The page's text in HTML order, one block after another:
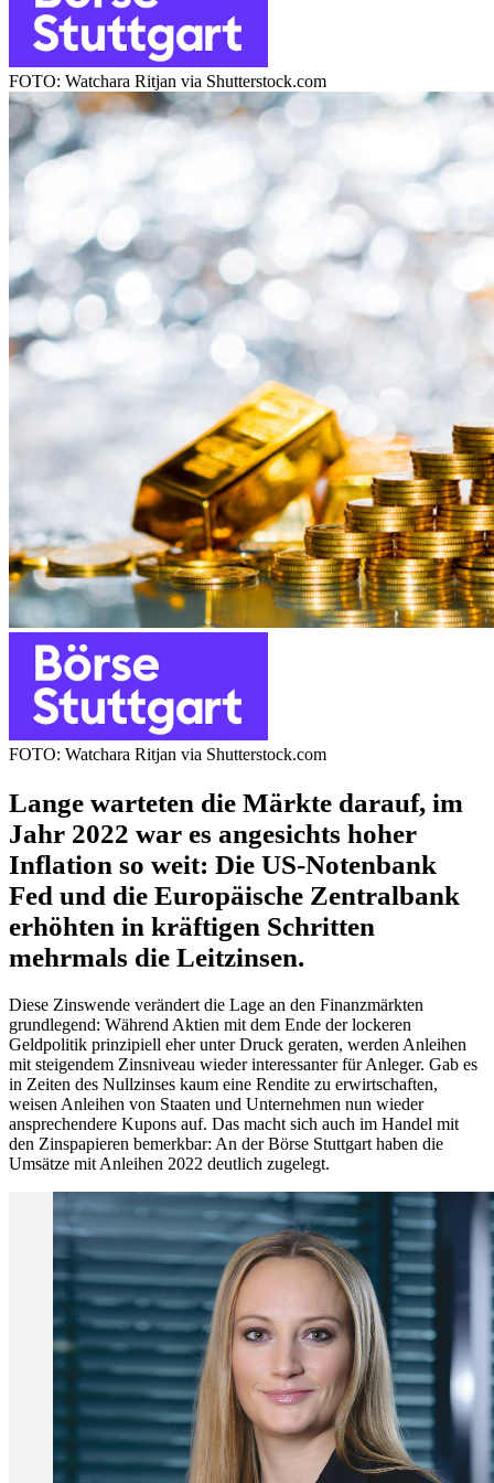
FOTO: Watchara Ritjan via Shutterstock.com
FOTO: Watchara Ritjan via Shutterstock.com
Lange warteten die Märkte darauf, im
Jahr 2022 war es angesichts hoher
Inflation so weit: Die US-Notenbank
Fed und die Europäische Zentralbank
erhöhten in kräftigen Schritten
mehrmals die Leitzinsen.
Diese Zinswende verändert die Lage an den Finanzmärkten
grundlegend: Während Aktien mit dem Ende der lockeren
Geldpolitik prinzipiell eher unter Druck geraten, werden Anleihen
mit steigendem Zinsniveau wieder interessanter für Anleger. Gab es
in Zeiten des Nullzinses kaum eine Rendite zu erwirtschaften,
weisen Anleihen von Staaten und Unternehmen nun wieder
ansprechendere Kupons auf. Das macht sich auch im Handel mit
den Zinspapieren bemerkbar: An der Börse Stuttgart haben die
Umsätze mit Anleihen 2022 deutlich zugelegt.